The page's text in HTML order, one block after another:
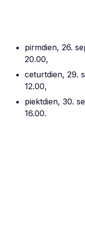
pirmdien, 26.
20.00,
ceturtdien, 29.
12.00,
piektdien, 30.
16.00.